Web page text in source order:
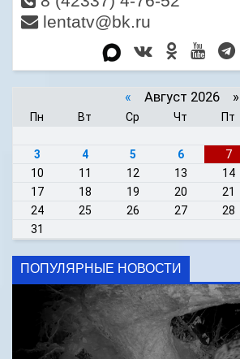
lentatv@bk.ru
« Август 2026 »
Пн Вт Ср Чт Пт
3
4 5 6 7
10
11 12 13 14
17
18 19 20 21
24
25 26 27 28
31
ПОПУЛЯРНЫЕ НОВОСТИ